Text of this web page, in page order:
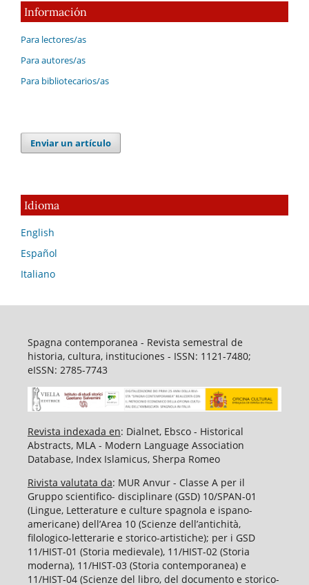
Información
Para lectores/as
Para autores/as
Para bibliotecarios/as
Enviar un artículo
Idioma
English
Español
Italiano
Spagna contemporanea - Revista semestral de
historia, cultura, instituciones - ISSN: 1121-7480;
eISSN: 2785-7743
Revista indexada en: Dialnet, Ebsco - Historical
Abstracts, MLA - Modern Language Association
Database, Index Islamicus, Sherpa Romeo
Rivista valutata da: MUR Anvur - Classe A per il
Gruppo scientifico- disciplinare (GSD) 10/SPAN-01
(Lingue, Letterature e culture spagnola e ispano-
americane) dell’Area 10 (Scienze dell’antichità,
filologico-letterarie e storico-artistiche); per i GSD
11/HIST-01 (Storia medievale), 11/HIST-02 (Storia
moderna), 11/HIST-03 (Storia contemporanea) e
11/HIST-04 (Scienze del libro, del documento e storico-